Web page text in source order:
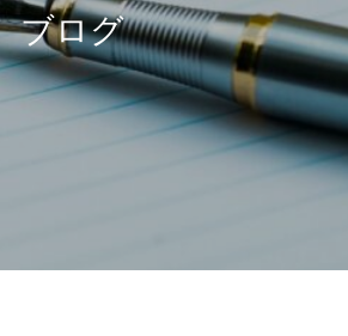
健康診断
認
医
スチックは動脈硬化の原因
になる？循環器専門医がわ
かりやすく解説
ブログ